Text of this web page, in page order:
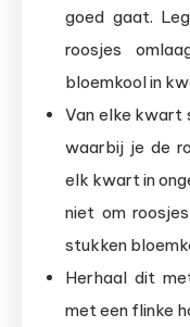
goed gaat.
roosjes
bloemkool in
Van elke kwart
waarbij je de
elk kwart in
niet om
stukken
Herhaal dit
met een flinke